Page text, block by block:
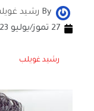
By رشيد
27 تموز/يوليو 2023
رشيد غويلب